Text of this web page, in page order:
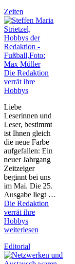
Zeiten
Die Redaktion
verrät ihre
Hobbys
Liebe
Leserinnen und
Leser, bestimmt
ist Ihnen gleich
die neue Farbe
aufgefallen: Ein
neuer Jahrgang
Zeitzeiger
beginnt bei uns
im Mai. Die 25.
Ausgabe liegt …
Die Redaktion
verrät ihre
Hobbys
weiterlesen
Editorial